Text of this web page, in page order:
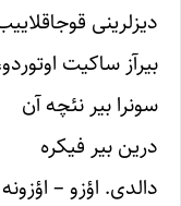
دیزلرینی‌ قوجاقلاییب‌
بیرآز ساکیت اوتوردو،
سونرا بیر‌ نئچه‌ آن
درین بیر‌ فیکره
دالدی. اؤزو‌ – اؤزونه‌